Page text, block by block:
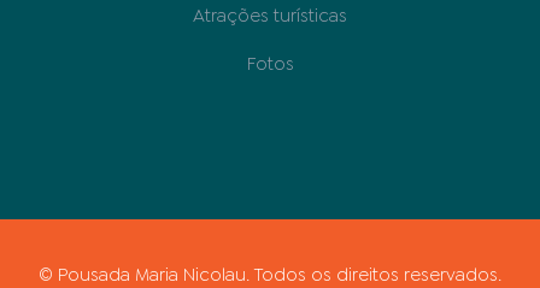
Atrações turísticas
Fotos
© Pousada Maria Nicolau. Todos os direitos reservados.